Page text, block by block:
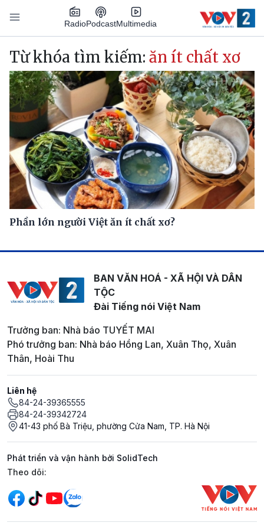
Nhảy đến nội dung
RadioPodcastMultimedia
Main navigation
Từ khóa tìm kiếm: ăn ít chất xơ
Phần lớn người Việt ăn ít chất xơ?
BAN VĂN HOÁ - XÃ HỘI VÀ DÂN
TỘC
Đài Tiếng nói Việt Nam
Trưởng ban: Nhà báo TUYẾT MAI
Phó trưởng ban: Nhà báo Hồng Lan, Xuân Thọ, Xuân
Thân, Hoài Thu
Liên hệ
84-24-39365555
84-24-39342724
41-43 phố Bà Triệu, phường Cửa Nam, TP. Hà Nội
Phát triển và vận hành bởi SolidTech
Mạng xã hội
Theo dõi: